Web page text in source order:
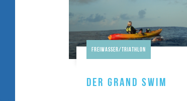
Freiwasser/Triathlon
DER GRAND SWIM